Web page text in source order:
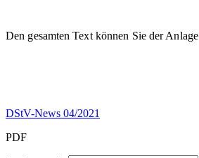
Den gesamten Text können Sie der
DStV-News 04/2021
PDF